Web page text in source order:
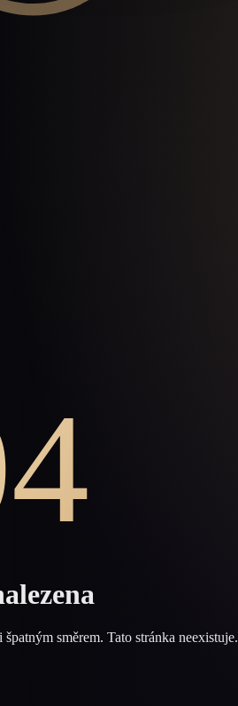
směrem. Tato stránka neexistuje.